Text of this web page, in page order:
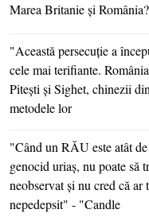
Marea Britanie şi România?
"Această persecuţie a
cele mai terifiante.
Piteşti şi Sighet, chinezii
metodele lor
"Când un RĂU este atât
genocid uriaş, nu poate să
neobservat şi nu cred că ar
nepedepsit" - "Candle